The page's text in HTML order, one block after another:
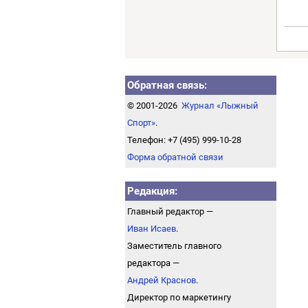
Обратная связь:
© 2001-2026 Журнал «Лыжный
Спорт».
Телефон: +7 (495) 999-10-28
Форма обратной связи
Редакция:
Главный редактор —
Иван Исаев.
Заместитель главного
редактора —
Андрей Краснов.
Директор по маркетингу